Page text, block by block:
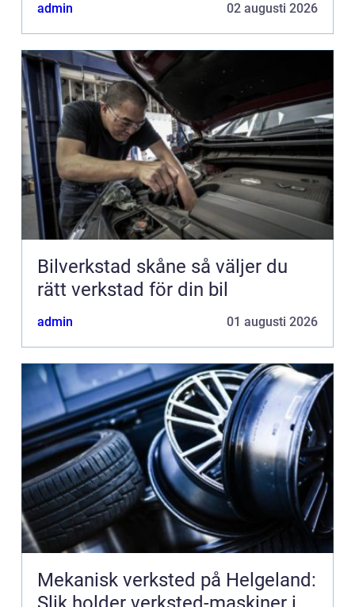
admin 02 augusti 2026
Bilverkstad skåne så väljer du
rätt verkstad för din bil
admin 01 augusti 2026
Mekanisk verksted på Helgeland: